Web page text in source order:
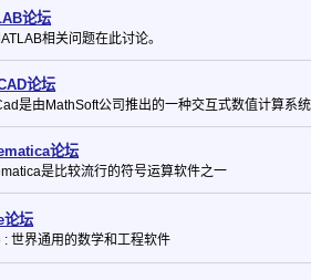
论坛
相关问题在此讨论。
论坛
是由MathSoft公司推出的一种交互式数值计算系统
论坛
是比较流行的符号运算软件之一
论坛
: 世界通用的数学和工程软件